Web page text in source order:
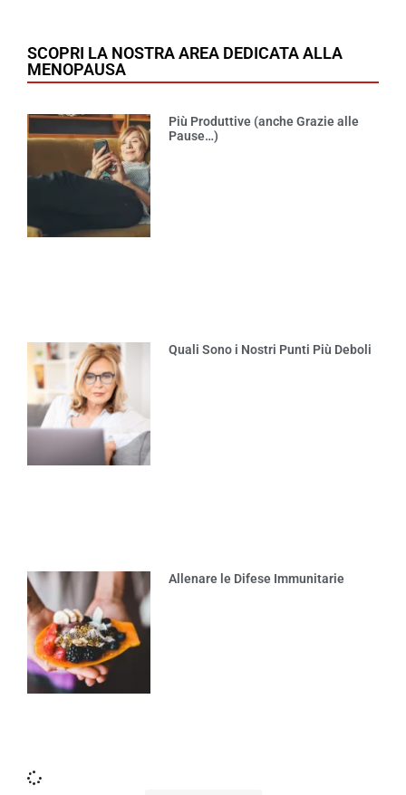
SCOPRI LA NOSTRA AREA DEDICATA ALLA
MENOPAUSA
Più Produttive (anche Grazie alle
Pause…)
Quali Sono i Nostri Punti Più Deboli
Allenare le Difese Immunitarie